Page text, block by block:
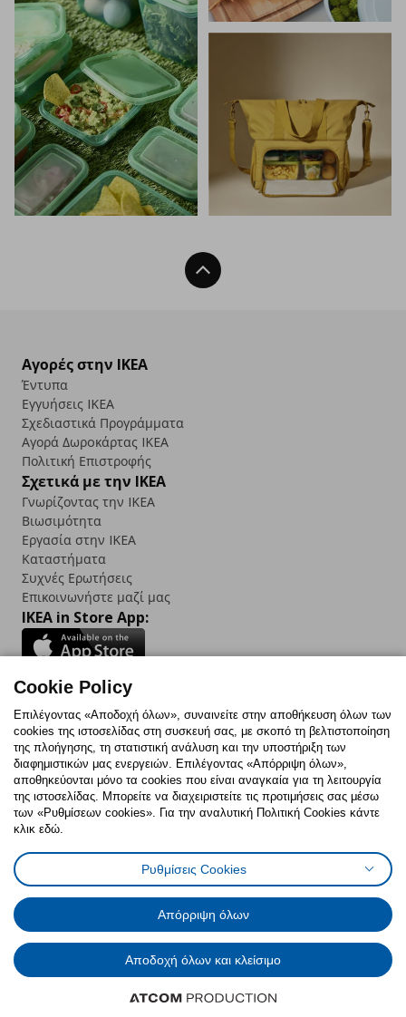
Back To Top
Αγορές στην IKEA
Έντυπα
Εγγυήσεις IKEA
Σχεδιαστικά Προγράμματα
Αγορά Δωρoκάρτας IKEA
Πολιτική Επιστροφής
Σχετικά με την IKEA
Γνωρίζοντας την IKEA
Βιωσιμότητα
Εργασία στην IKEA
Καταστήματα
Συχνές Ερωτήσεις
Επικοινωνήστε μαζί μας
IKEA in Store App:
Follow us:
FacebookInstagram
TikTokYoutubePinterestTwitter
Πολιτική CookiesΔήλωση ψηφιακής προσβασιμότητας
Ρυθμίσεις cookiesΌροι Χρήσης
Γενική Πολιτική Προσωπικών Δεδομένων
Πολιτική Προσωπικών Δεδομένων για ΙΚΕΑ.gr
Κώδικας Καταναλωτικής Δεοντολογίας
© Inter-IKEA Systems B.V. 1999 - 2025
Cookie Policy
Επιλέγοντας «Αποδοχή όλων», συναινείτε στην αποθήκευση όλων των
cookies της ιστοσελίδας στη συσκευή σας, με σκοπό τη βελτιστοποίηση
της πλοήγησης, τη στατιστική ανάλυση και την υποστήριξη των
διαφημιστικών μας ενεργειών. Επιλέγοντας «Απόρριψη όλων»,
αποθηκεύονται μόνο τα cookies που είναι αναγκαία για τη λειτουργία
της ιστοσελίδας. Μπορείτε να διαχειριστείτε τις προτιμήσεις σας μέσω
των «Ρυθμίσεων cookies». Για την αναλυτική Πολιτική Cookies κάντε
κλικ εδώ.
Ρυθμίσεις Cookies
Απόρριψη όλων
Αποδοχή όλων και κλείσιμο